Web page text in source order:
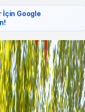
İçin Google